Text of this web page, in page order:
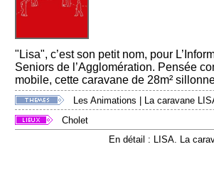
"Lisa", c’est son petit nom, pour
Seniors de l’Agglomération. Pensée
mobile, cette caravane de 28m²
Les Animations
La caravane
Cholet
En détail : LISA. La